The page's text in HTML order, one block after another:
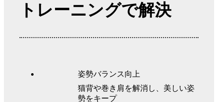
トレーニングで解決
姿勢バランス向上
猫背や巻き肩を解消し、美しい姿
勢をキープ